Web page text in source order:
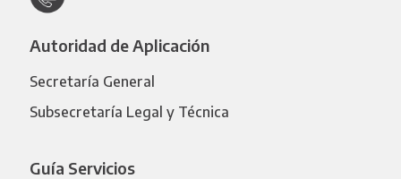
Autoridad de Aplicación
Secretaría General
Subsecretaría Legal y Técnica
Guía Servicios